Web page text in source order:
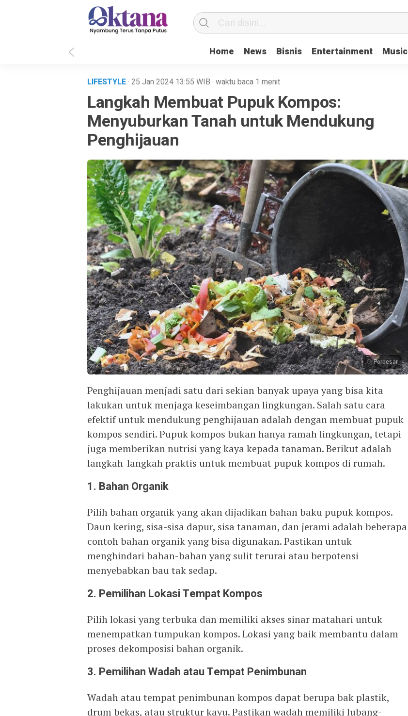
Home News Bisnis Entertainment Music
LIFESTYLE· 25 Jan 2024 13:55 WIB · waktu baca 1 menit
Langkah Membuat Pupuk Kompos:
Menyuburkan Tanah untuk Mendukung
Penghijauan
Perbesar
Penghijauan menjadi satu dari sekian banyak upaya yang bisa kita
lakukan untuk menjaga keseimbangan lingkungan. Salah satu cara
efektif untuk mendukung penghijauan adalah dengan membuat pupuk
kompos sendiri. Pupuk kompos bukan hanya ramah lingkungan, tetapi
juga memberikan nutrisi yang kaya kepada tanaman. Berikut adalah
langkah-langkah praktis untuk membuat pupuk kompos di rumah.
1. Bahan Organik
Pilih bahan organik yang akan dijadikan bahan baku pupuk kompos.
Daun kering, sisa-sisa dapur, sisa tanaman, dan jerami adalah beberapa
contoh bahan organik yang bisa digunakan. Pastikan untuk
menghindari bahan-bahan yang sulit terurai atau berpotensi
menyebabkan bau tak sedap.
2. Pemilihan Lokasi Tempat Kompos
Pilih lokasi yang terbuka dan memiliki akses sinar matahari untuk
menempatkan tumpukan kompos. Lokasi yang baik membantu dalam
proses dekomposisi bahan organik.
3. Pemilihan Wadah atau Tempat Penimbunan
Wadah atau tempat penimbunan kompos dapat berupa bak plastik,
drum bekas, atau struktur kayu. Pastikan wadah memiliki lubang-